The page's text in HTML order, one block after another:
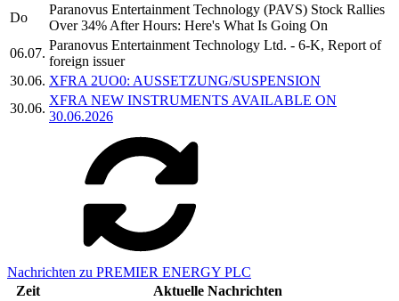
Do
Paranovus Entertainment Technology (PAVS) Stock Rallies
Over 34% After Hours: Here's What Is Going On
06.07.
Paranovus Entertainment Technology Ltd. - 6-K, Report of
foreign issuer
30.06. XFRA 2UO0: AUSSETZUNG/SUSPENSION
30.06.
XFRA NEW INSTRUMENTS AVAILABLE ON
30.06.2026
Nachrichten zu PREMIER ENERGY PLC
Zeit
Aktuelle Nachrichten